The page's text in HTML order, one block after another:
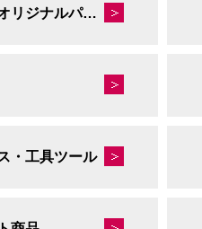
ミニデルタオリジナルパーツ
・工具ツール